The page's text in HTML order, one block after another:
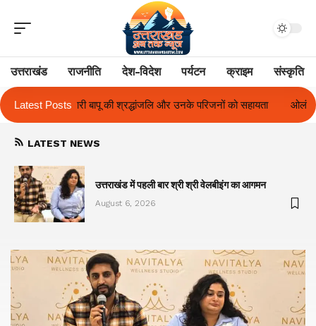
उत्तराखंड राजनीति देश-विदेश पर्यटन क्राइम संस्कृति
Latest Posts
उनके परिजनों को सहायता ओलंपस हाई के इंटर-हाउस फुटबॉल टूर्नामेंट में रिग
LATEST NEWS
उत्तराखंड में पहली बार श्री श्री वेलबीइंग का आगमन
August 6, 2026